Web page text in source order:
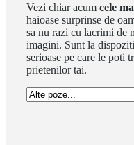
Vezi chiar acum cele
haioase surprinse de
sa nu razi cu lacrimi de
imagini. Sunt la
serioase pe care le poti
prietenilor tai.